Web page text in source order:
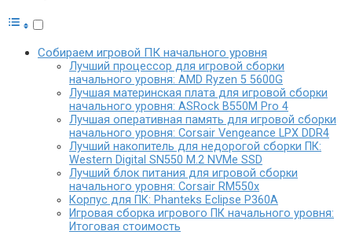
Собираем игровой ПК начального уровня
Лучший процессор для игровой сборки
начального уровня: AMD Ryzen 5 5600G
Лучшая материнская плата для игровой сборки
начального уровня: ASRock B550M Pro 4
Лучшая оперативная память для игровой сборки
начального уровня: Corsair Vengeance LPX DDR4
Лучший накопитель для недорогой сборки ПК:
Western Digital SN550 M.2 NVMe SSD
Лучший блок питания для игровой сборки
начального уровня: Corsair RM550x
Корпус для ПК: Phanteks Eclipse P360A
Игровая сборка игрового ПК начального уровня:
Итоговая стоимость